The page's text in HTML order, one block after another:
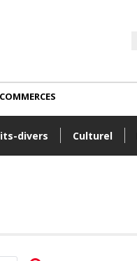
divers Culturel
COMMERCES